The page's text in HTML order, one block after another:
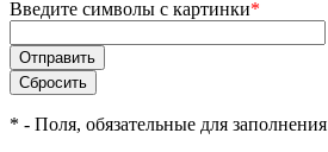
Введите символы с картинки*
* - Поля, обязательные для заполнения